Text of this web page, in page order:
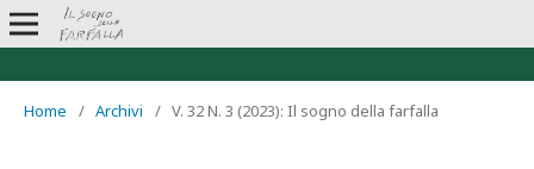
Home / Archivi / V. 32 N. 3 (2023): Il sogno della farfalla